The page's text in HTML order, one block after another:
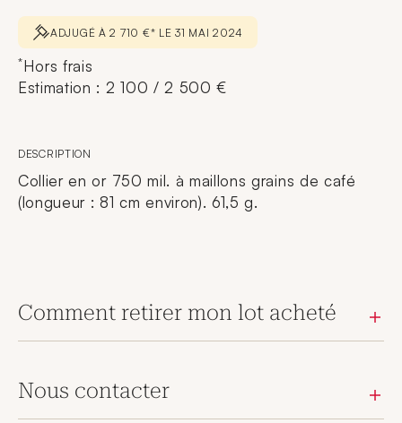
ADJUGÉ À 2 710 €* LE 31 MAI 2024
*Hors frais
Estimation : 2 100 / 2 500 €
DESCRIPTION
Collier en or 750 mil. à maillons grains de café
(longueur : 81 cm environ). 61,5 g.
Comment retirer mon lot acheté
Nous contacter